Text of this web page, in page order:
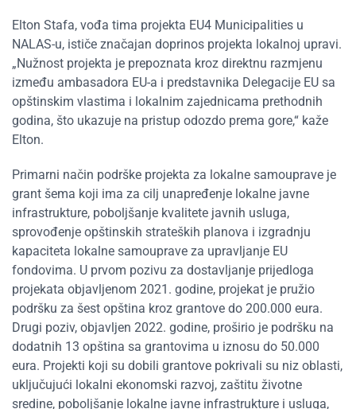
Elton Stafa, vođa tima projekta EU4 Municipalities u
NALAS-u, ističe značajan doprinos projekta lokalnoj upravi.
„Nužnost projekta je prepoznata kroz direktnu razmjenu
između ambasadora EU-a i predstavnika Delegacije EU sa
opštinskim vlastima i lokalnim zajednicama prethodnih
godina, što ukazuje na pristup odozdo prema gore,“ kaže
Elton.
Primarni način podrške projekta za lokalne samouprave je
grant šema koji ima za cilj unapređenje lokalne javne
infrastrukture, poboljšanje kvalitete javnih usluga,
sprovođenje opštinskih strateških planova i izgradnju
kapaciteta lokalne samouprave za upravljanje EU
fondovima. U prvom pozivu za dostavljanje prijedloga
projekata objavljenom 2021. godine, projekat je pružio
podršku za šest opština kroz grantove do 200.000 eura.
Drugi poziv, objavljen 2022. godine, proširio je podršku na
dodatnih 13 opština sa grantovima u iznosu do 50.000
eura. Projekti koji su dobili grantove pokrivali su niz oblasti,
uključujući lokalni ekonomski razvoj, zaštitu životne
sredine, poboljšanje lokalne javne infrastrukture i usluga,